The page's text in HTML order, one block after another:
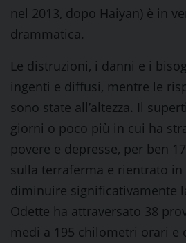
nel 2013, dopo Haiyan) è in
drammatica.
Le distruzioni, i danni e i
ingenti e diffusi, mentre le
sono state all’altezza. Il
giorni o poco più in cui ha
povere e depresse, per ben
sulla terraferma e rientrato in
diminuire significativamente
Odette ha attraversato 38
medi a 195 chilometri orari e